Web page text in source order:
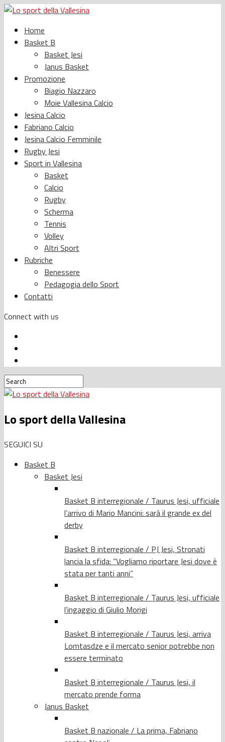
Home
Basket B
Basket Jesi
Janus Basket
Promozione
Biagio Nazzaro
Moie Vallesina Calcio
Jesina Calcio
Fabriano Calcio
Jesina Calcio Femminile
Rugby Jesi
Sport in Vallesina
Basket
Calcio
Rugby
Scherma
Tennis
Volley
Altri Sport
Rubriche
Benessere
Pedagogia dello Sport
Contatti
Connect with us
Lo sport della Vallesina
SEGUICI SU
Basket B
Basket Jesi
Basket B interregionale / Taurus Jesi, ufficiale
l’arrivo di Mario Mancini: sarà il grande ex del
derby
Basket B interregionale / PJ Jesi, Stronati
lancia la sfida: “Vogliamo riportare Jesi dove è
stata per tanti anni”
Basket B interregionale / Taurus Jesi, ufficiale
l’ingaggio di Giulio Morigi
Basket B interregionale / Taurus Jesi, arriva
Lomtasdze e il mercato senior potrebbe non
essere terminato
Basket B interregionale / Taurus Jesi, il
mercato prende forma
Janus Basket
Basket B nazionale / La prima, Fabriano